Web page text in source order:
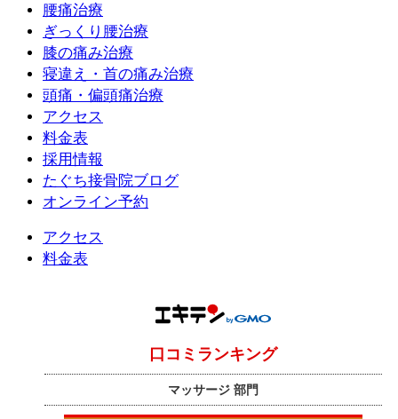
腰痛治療
ぎっくり腰治療
膝の痛み治療
寝違え・首の痛み治療
頭痛・偏頭痛治療
アクセス
料金表
採用情報
たぐち接骨院ブログ
オンライン予約
アクセス
料金表